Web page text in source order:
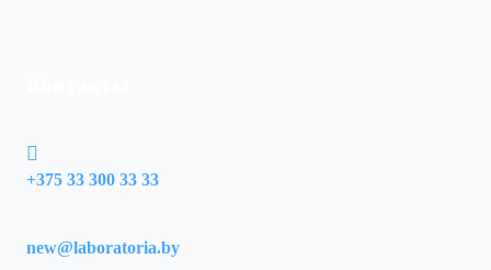
+375 33 300 33 33
new@laboratoria.by